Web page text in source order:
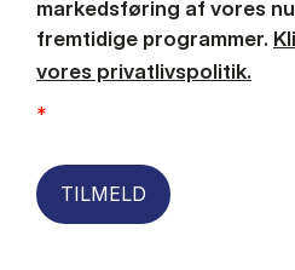
markedsføring af vores
fremtidige programmer.
vores privatlivspolitik.
*
TILMELD